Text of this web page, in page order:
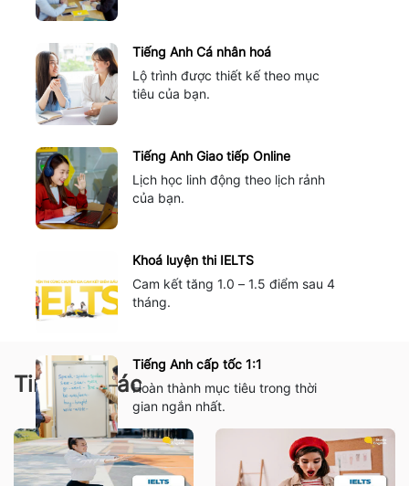
Tiếng Anh Cá nhân hoá
Lộ trình được thiết kế theo mục
tiêu của bạn.
Tiếng Anh Giao tiếp Online
Lịch học linh động theo lịch rảnh
của bạn.
Khoá luyện thi IELTS
Cam kết tăng 1.0 – 1.5 điểm sau 4
tháng.
Tiếng Anh cấp tốc 1:1
Hoàn thành mục tiêu trong thời
gian ngắn nhất.
Tin tức khác